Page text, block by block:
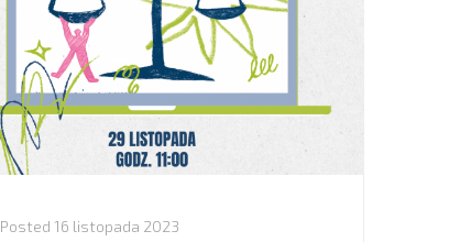
Posted 16 listopada 2023